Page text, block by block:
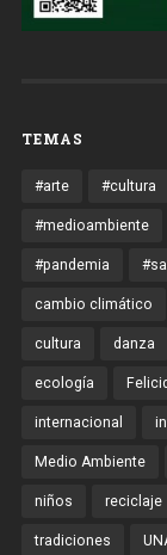
TEMAS
#arte #cultura
#medioambiente
#pandemia
cambio climático
cultura danza
ecología
internacional
Medio Ambiente
niños reciclaje
tradiciones